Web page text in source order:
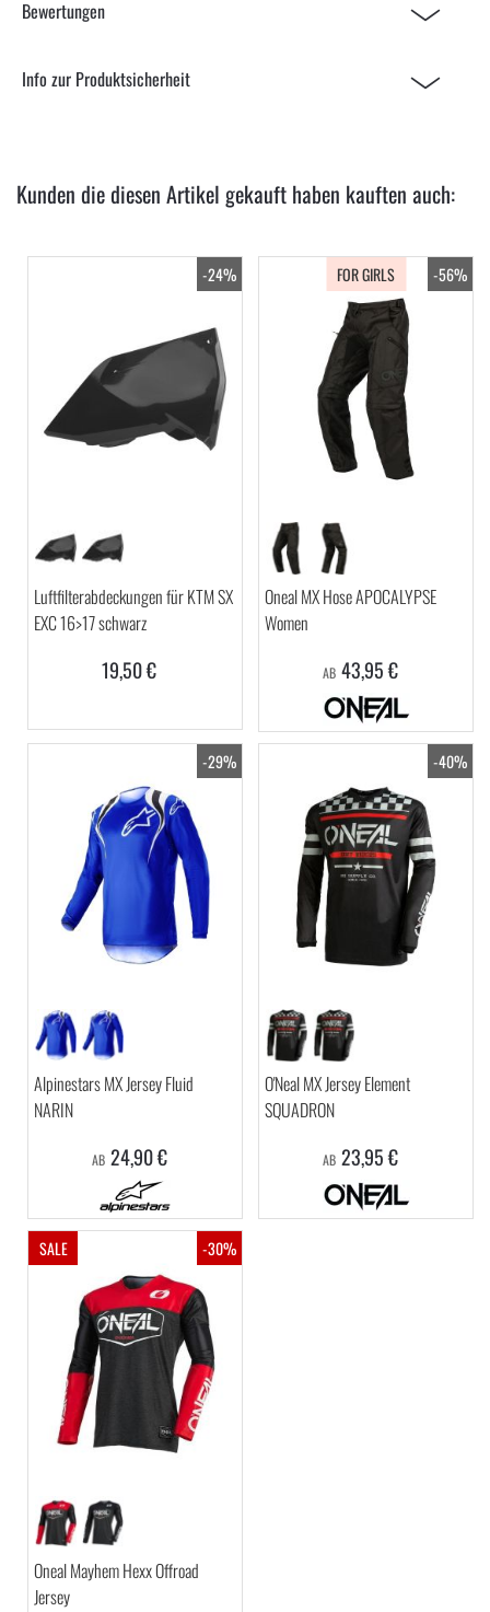
Bewertungen
Info zur Produktsicherheit
Kunden die diesen Artikel gekauft haben kauften auch:
-24%
Luftfilterabdeckungen für KTM SX
EXC 16>17 schwarz
19,50 €
-56%
FOR GIRLS
Oneal MX Hose APOCALYPSE
Women
AB 43,95 €
-29%
Alpinestars MX Jersey Fluid
NARIN
AB 24,90 €
-40%
O'Neal MX Jersey Element
SQUADRON
AB 23,95 €
SALE -30%
Oneal Mayhem Hexx Offroad
Jersey